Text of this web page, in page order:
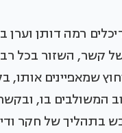
רמה דותן
קשר, השזור בכל
שמאפיינים אותו,
המשולבים בו,
של חקר